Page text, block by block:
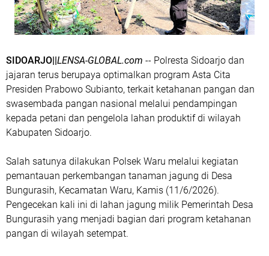
SIDOARJO||LENSA-GLOBAL.com -- Polresta Sidoarjo dan
jajaran terus berupaya optimalkan program Asta Cita
Presiden Prabowo Subianto, terkait ketahanan pangan dan
swasembada pangan nasional melalui pendampingan
kepada petani dan pengelola lahan produktif di wilayah
Kabupaten Sidoarjo.
Salah satunya dilakukan Polsek Waru melalui kegiatan
pemantauan perkembangan tanaman jagung di Desa
Bungurasih, Kecamatan Waru, Kamis (11/6/2026).
Pengecekan kali ini di lahan jagung milik Pemerintah Desa
Bungurasih yang menjadi bagian dari program ketahanan
pangan di wilayah setempat.